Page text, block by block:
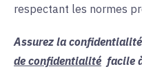
respectant les normes
Assurez la
de confidentialité facile